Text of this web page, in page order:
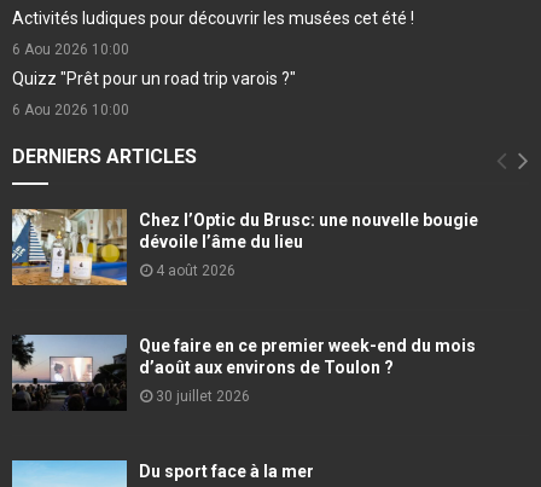
Activités ludiques pour découvrir les musées cet été !
6 Aou 2026 10:00
Quizz "Prêt pour un road trip varois ?"
6 Aou 2026 10:00
DERNIERS ARTICLES
Chez l’Optic du Brusc: une nouvelle bougie
dévoile l’âme du lieu
4 août 2026
Que faire en ce premier week-end du mois
d’août aux environs de Toulon ?
30 juillet 2026
Du sport face à la mer